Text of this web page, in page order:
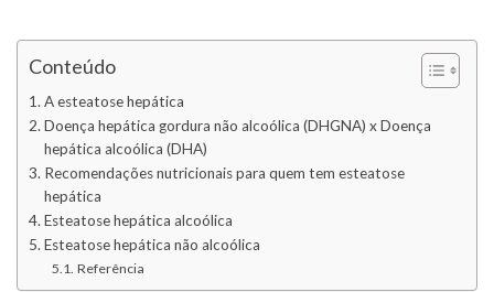
Conteúdo
A esteatose hepática
Doença hepática gordura não alcoólica (DHGNA) x Doença
hepática alcoólica (DHA)
Recomendações nutricionais para quem tem esteatose
hepática
Esteatose hepática alcoólica
Esteatose hepática não alcoólica
Referência